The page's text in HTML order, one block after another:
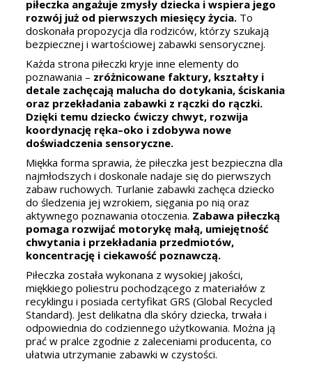
piłeczka angażuje zmysły dziecka i wspiera jego
rozwój już od pierwszych miesięcy życia. To
doskonała propozycja dla rodziców, którzy szukają
bezpiecznej i wartościowej zabawki sensorycznej.
Każda strona piłeczki kryje inne elementy do
poznawania – zróżnicowane faktury, kształty i
detale zachęcają malucha do dotykania, ściskania
oraz przekładania zabawki z rączki do rączki.
Dzięki temu dziecko ćwiczy chwyt, rozwija
koordynację ręka–oko i zdobywa nowe
doświadczenia sensoryczne.
Miękka forma sprawia, że piłeczka jest bezpieczna dla
najmłodszych i doskonale nadaje się do pierwszych
zabaw ruchowych. Turlanie zabawki zachęca dziecko
do śledzenia jej wzrokiem, sięgania po nią oraz
aktywnego poznawania otoczenia. Zabawa piłeczką
pomaga rozwijać motorykę małą, umiejętność
chwytania i przekładania przedmiotów,
koncentrację i ciekawość poznawczą.
Piłeczka została wykonana z wysokiej jakości,
miękkiego poliestru pochodzącego z materiałów z
recyklingu i posiada certyfikat GRS (Global Recycled
Standard). Jest delikatna dla skóry dziecka, trwała i
odpowiednia do codziennego użytkowania. Można ją
prać w pralce zgodnie z zaleceniami producenta, co
ułatwia utrzymanie zabawki w czystości.